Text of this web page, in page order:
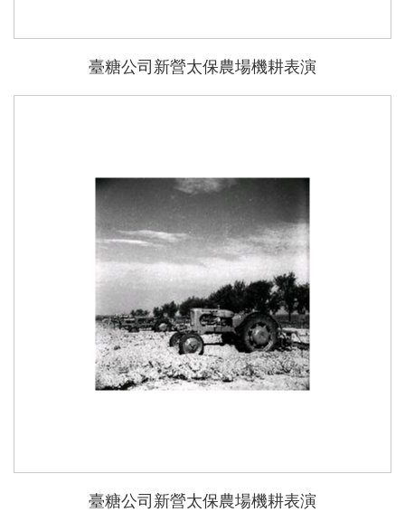
臺糖公司新營太保農場機耕表演
臺糖公司新營太保農場機耕表演